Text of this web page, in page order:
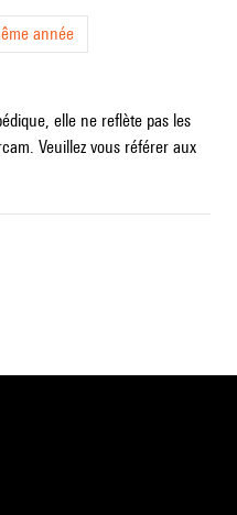
année
elle ne reflète pas les
Veuillez vous référer aux